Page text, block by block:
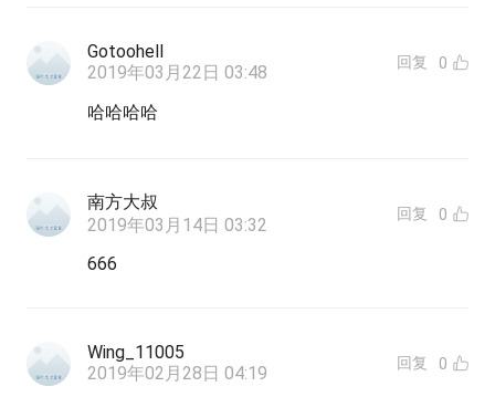
Gotoohell
2019年03月22日 03:48
回复 0
哈哈哈哈
南方大叔
2019年03月14日 03:32
回复 0
666
Wing_11005
2019年02月28日 04:19
回复 0